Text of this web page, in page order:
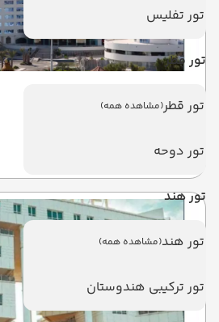
تور تفلیس
تور قطر
تور قطر(مشاهده همه)
تور دوحه
تور هند
تور هند(مشاهده همه)
تور ترکیبی هندوستان
ارم
کیش